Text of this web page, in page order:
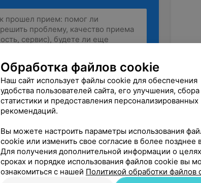
Рекомендую
Обработка файлов cookie
Наш сайт использует файлы cookie для обеспечения
удобства пользователей сайта, его улучшения, сбора
статистики и предоставления персонализированных
рекомендаций.
Вы можете настроить параметры использования
cookie или изменить свое согласие в более позднее
Для получения дополнительной информации о
сроках и порядке использования файлов cookie вы
ознакомиться с нашей Политикой обработки файлов